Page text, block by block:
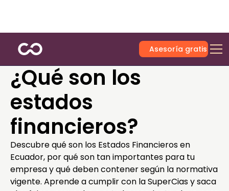
Asesoría gratis
¿Qué son los
estados
financieros?
Descubre qué son los Estados Financieros en
Ecuador, por qué son tan importantes para tu
empresa y qué deben contener según la normativa
vigente. Aprende a cumplir con la SuperCias y saca